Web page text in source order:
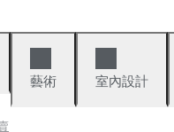
藝術
室內設計